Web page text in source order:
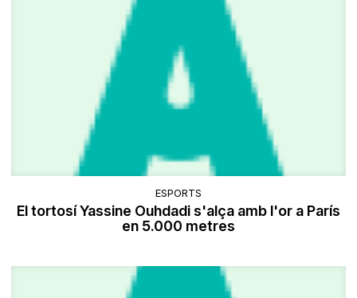
ESPORTS
El tortosí Yassine Ouhdadi s'alça amb l'or a París
en 5.000 metres